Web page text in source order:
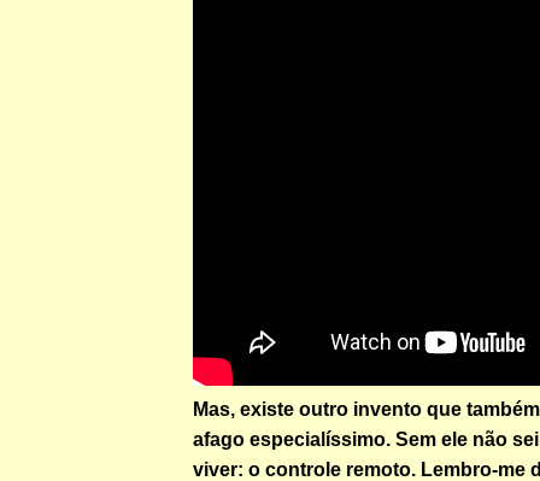
Mas, existe outro invento que
afago especialíssimo. Sem ele não
viver: o controle remoto. Lembro-me